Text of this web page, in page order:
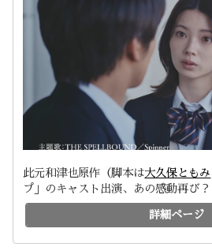
此元和津也原作（脚本は大久保ともみ
プ」のキャスト出演、あの感動再び？
詳細ページ